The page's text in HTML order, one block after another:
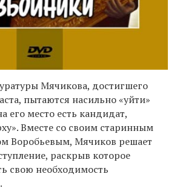
Мячикова, достигшего
пытаются насильно «уйти»
его место есть кандидат,
Вместе со своим старинным
Воробьевым, Мячиков решает
раскрыв которое
свою необходимость